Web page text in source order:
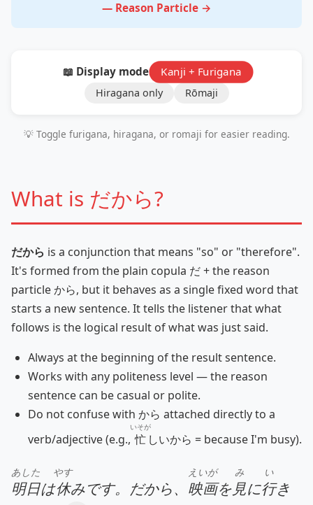
— Reason Particle →
📖 Display mode: Kanji + Furigana
Hiragana only Rōmaji
💡 Toggle furigana, hiragana, or romaji for easier reading.
What is だから?
だから is a conjunction that means "so" or "therefore".
It's formed from the plain copula だ + the reason
particle から, but it behaves as a single fixed word that
starts a new sentence. It tells the listener that what
follows is the logical result of what was just said.
Always at the beginning of the result sentence.
Works with any politeness level — the reason
sentence can be casual or polite.
Do not confuse with から attached directly to a
verb/adjective (e.g., 忙
いそが
しいから = because I'm busy).
明日
あした
は休
やす
みです。だから、 映画
えいが
を見
み
に行
い
き